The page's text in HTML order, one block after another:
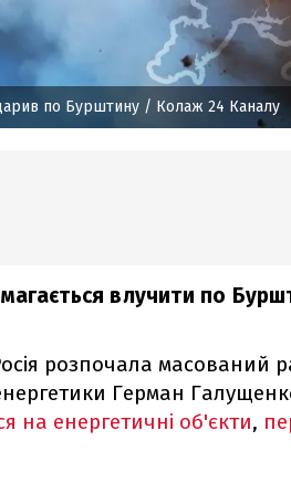
по Бурштину / Колаж 24 Каналу
влучити по
розпочала масований
Герман
на енергетичні об'єкти,